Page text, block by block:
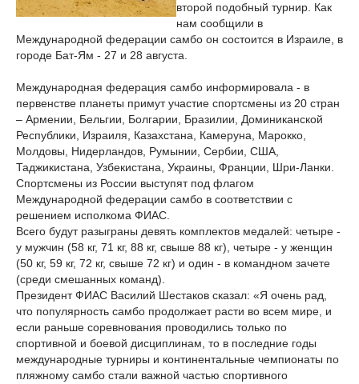
второй подобный турнир. Как
нам сообщили в
Международной федерации самбо он состоится в Израиле, в
городе Бат-Ям - 27 и 28 августа.
Международная федерация самбо информировала - в
первенстве планеты примут участие спортсмены из 20 стран
– Армении, Бельгии, Болгарии, Бразилии, Доминиканской
Республики, Израиля, Казахстана, Камеруна, Марокко,
Молдовы, Нидерландов, Румынии, Сербии, США,
Таджикистана, Узбекистана, Украины, Франции, Шри-Ланки.
Спортсмены из России выступят под флагом
Международной федерации самбо в соответствии с
решением исполкома ФИАС.
Всего будут разыграны девять комплектов медалей: четыре -
у мужчин (58 кг, 71 кг, 88 кг, свыше 88 кг), четыре - у женщин
(50 кг, 59 кг, 72 кг, свыше 72 кг) и один - в командном зачете
(среди смешанных команд).
Президент ФИАС Василий Шестаков сказал: «Я очень рад,
что популярность самбо продолжает расти во всем мире, и
если раньше соревнования проводились только по
спортивной и боевой дисциплинам, то в последние годы
международные турниры и континентальные чемпионаты по
пляжному самбо стали важной частью спортивного